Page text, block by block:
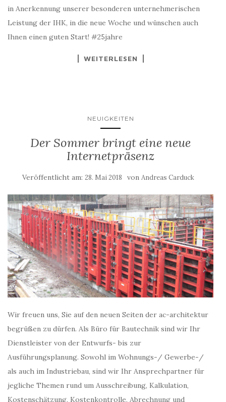
in Anerkennung unserer besonderen unternehmerischen
Leistung der IHK, in die neue Woche und wünschen auch
Ihnen einen guten Start! #25jahre
WEITERLESEN
NEUIGKEITEN
Der Sommer bringt eine neue
Internetpräsenz
Veröffentlicht am: 28. Mai 2018 von Andreas Carduck
Wir freuen uns, Sie auf den neuen Seiten der ac-architektur
begrüßen zu dürfen. Als Büro für Bautechnik sind wir Ihr
Dienstleister von der Entwurfs- bis zur
Ausführungsplanung. Sowohl im Wohnungs-/ Gewerbe-/
als auch im Industriebau, sind wir Ihr Ansprechpartner für
jegliche Themen rund um Ausschreibung, Kalkulation,
Kostenschätzung, Kostenkontrolle, Abrechnung und